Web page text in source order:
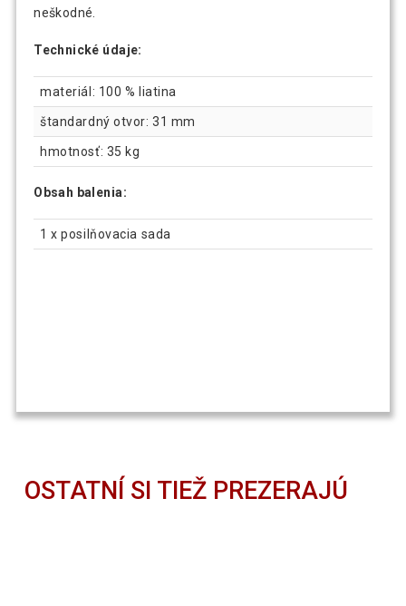
neškodné.
Technické údaje:
materiál: 100 % liatina
štandardný otvor: 31 mm
hmotnosť: 35 kg
Obsah balenia:
1 x posilňovacia sada
OSTATNÍ SI TIEŽ PREZERAJÚ